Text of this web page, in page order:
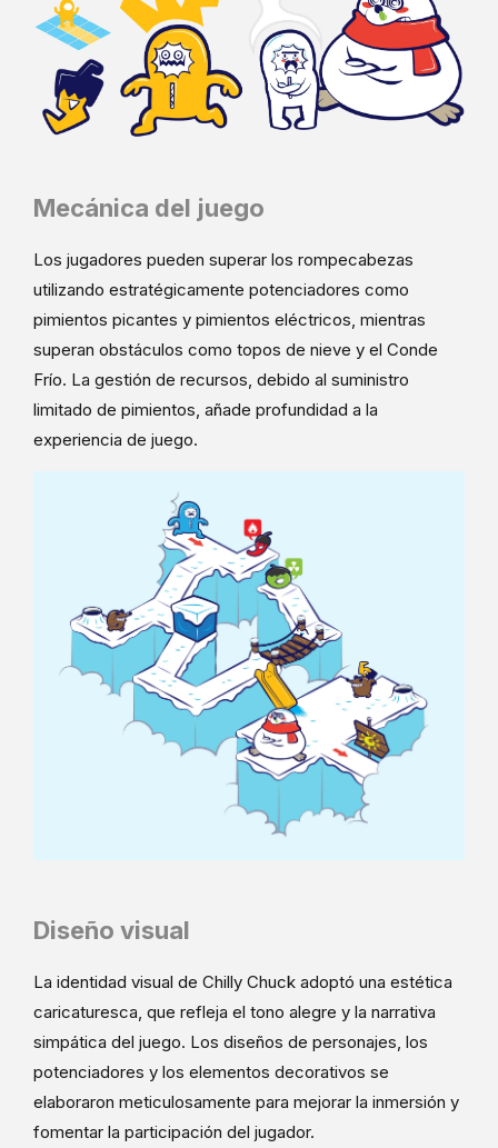
Mecánica del juego
Los jugadores pueden superar los rompecabezas
utilizando estratégicamente potenciadores como
pimientos picantes y pimientos eléctricos, mientras
superan obstáculos como topos de nieve y el Conde
Frío. La gestión de recursos, debido al suministro
limitado de pimientos, añade profundidad a la
experiencia de juego.
Diseño visual
La identidad visual de Chilly Chuck adoptó una estética
caricaturesca, que refleja el tono alegre y la narrativa
simpática del juego. Los diseños de personajes, los
potenciadores y los elementos decorativos se
elaboraron meticulosamente para mejorar la inmersión y
fomentar la participación del jugador.